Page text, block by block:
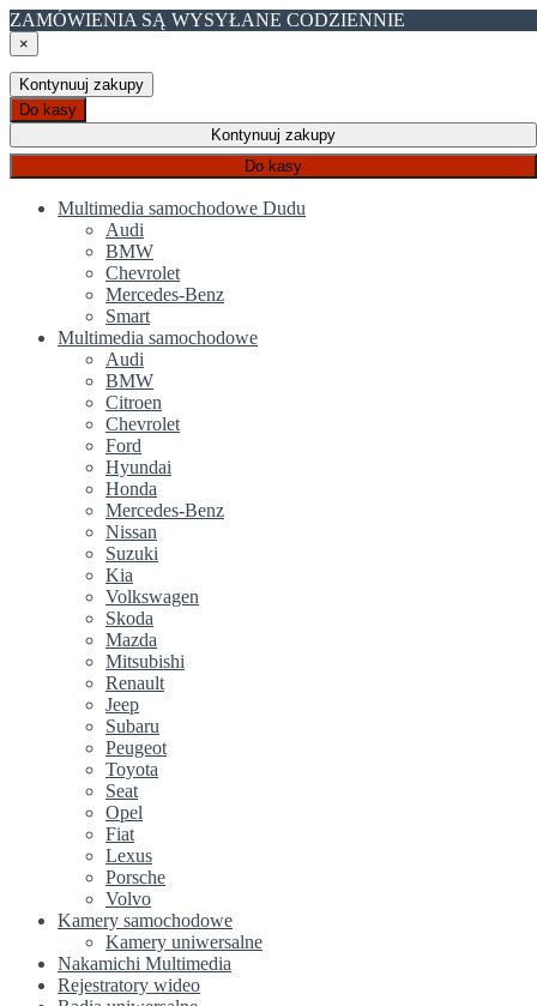
ZAMÓWIENIA SĄ WYSYŁANE CODZIENNIE
×
Kontynuuj zakupy
Do kasy
Kontynuuj zakupy
Do kasy
Multimedia samochodowe Dudu
Audi
BMW
Chevrolet
Mercedes-Benz
Smart
Multimedia samochodowe
Audi
BMW
Citroen
Chevrolet
Ford
Hyundai
Honda
Mercedes-Benz
Nissan
Suzuki
Kia
Volkswagen
Skoda
Mazda
Mitsubishi
Renault
Jeep
Subaru
Peugeot
Toyota
Seat
Opel
Fiat
Lexus
Porsche
Volvo
Kamery samochodowe
Kamery uniwersalne
Nakamichi Multimedia
Rejestratory wideo